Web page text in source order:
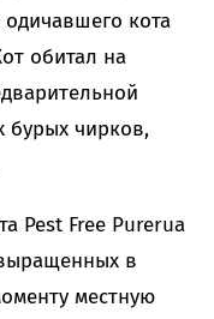
кота
обитал на
бурых чирков,
Pest Free Purerua
в
местную